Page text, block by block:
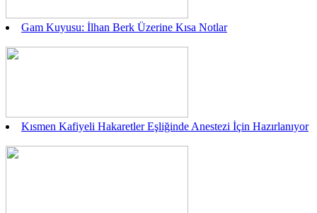
Gam Kuyusu: İlhan Berk Üzerine Kısa Notlar
Kısmen Kafiyeli Hakaretler Eşliğinde Anestezi İçin Hazırlanıyor